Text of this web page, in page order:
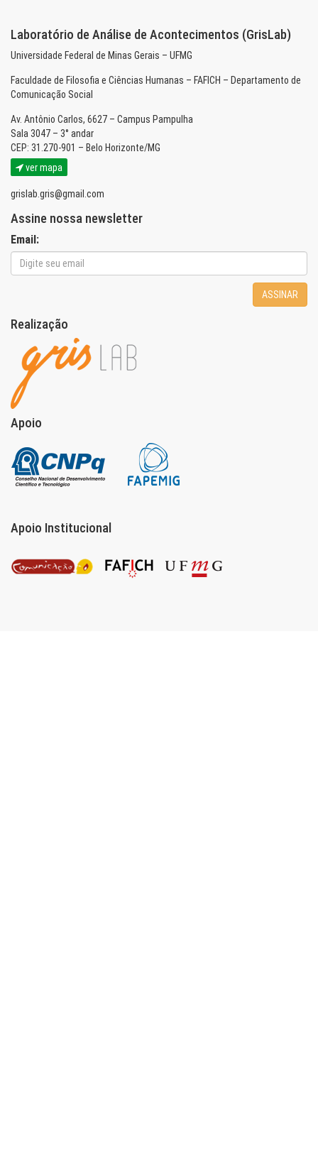
Laboratório de Análise de Acontecimentos (GrisLab)
Universidade Federal de Minas Gerais – UFMG
Faculdade de Filosofia e Ciências Humanas – FAFICH – Departamento de
Comunicação Social
Av. Antônio Carlos, 6627 – Campus Pampulha
Sala 3047 – 3° andar
CEP: 31.270-901 – Belo Horizonte/MG
ver mapa
grislab.gris@gmail.com
Assine nossa newsletter
Email:
ASSINAR
Realização
Apoio
Apoio Institucional